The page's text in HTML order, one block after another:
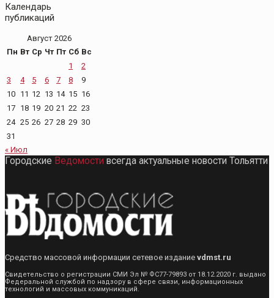
Календарь
публикаций
Август 2026
Пн Вт Ср Чт Пт Сб Вс
1
2
3
4 5 6 7 8
9
10 11 12 13 14 15 16
17 18 19 20 21 22 23
24 25 26 27 28 29 30
31
« Июл
Городские Ведомости всегда актуальные новости Тольятти
Средство массовой информации сетевое издание vdmst.ru
Свидетельство о регистрации СМИ Эл № ФС77-79893 от 18.12.2020 г. выдано
Федеральной службой по надзору в сфере связи, информационных
технологий и массовых коммуникаций.